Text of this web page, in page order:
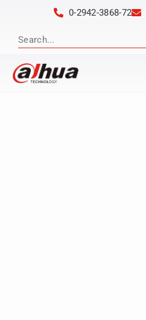
0-2942-3868-72